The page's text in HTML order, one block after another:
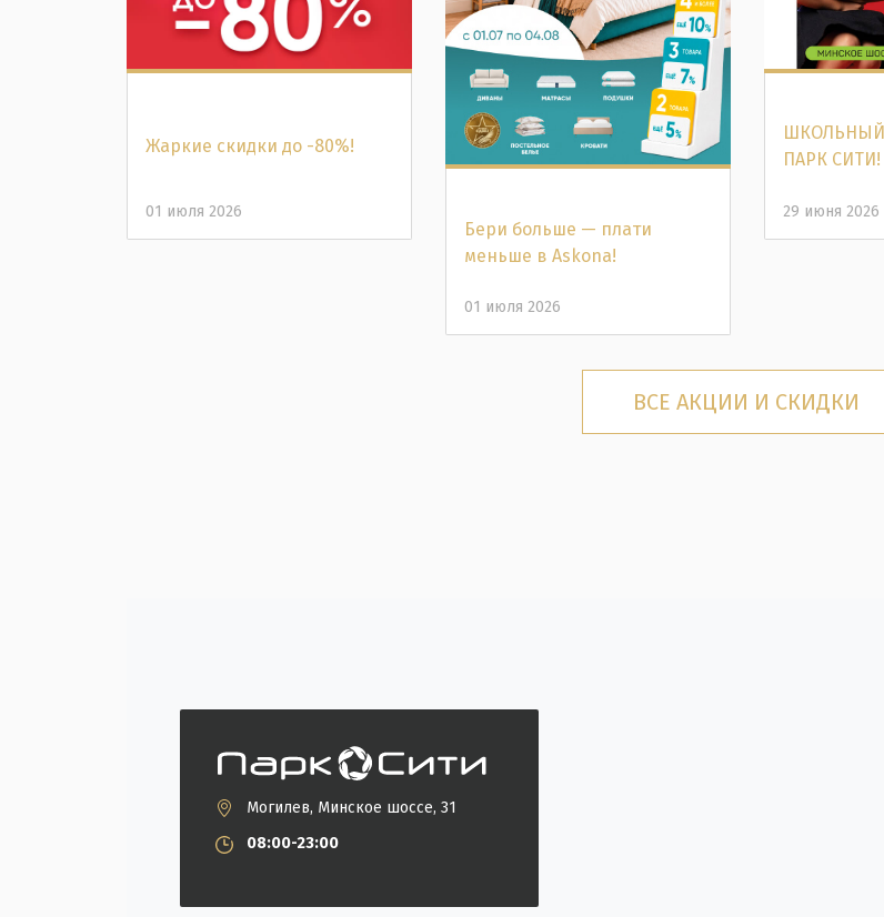
Жаркие скидки до -80%!
01 июля 2026
Бери больше — плати
меньше в Аskona!
01 июля 2026
ШКОЛЬНЫЙ
ПАРК СИТИ!
29 июня 2026
ВСЕ АКЦИИ И СКИДКИ
Могилев, Минское шоссе, 31
08:00-23:00